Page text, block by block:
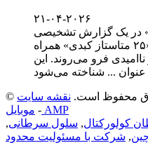
۲۱-۰۴-۲۰۲۶
در یک گزارش تشخیصی
ظاهر می‌شود - به‌خصوص وقتی با «۲۵ متاستاز کبدی» همراه
فرو می‌روند. این
نقشه سایت
- موبایل AMP
کولورکتال, سلول سرطانی,
, شرکت با مسئولیت محدود